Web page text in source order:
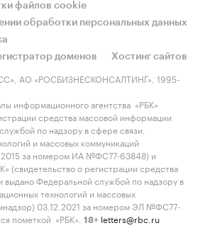
файлов cookie
обработки персональных данных
доменов
Хостинг сайтов
АО «РОСБИЗНЕСКОНСАЛТИНГ», 1995-
информационного агентства «РБК»
средства массовой информации
по надзору в сфере связи,
и массовых коммуникаций
за номером ИА №ФС77-63848) и
(свидетельство о регистрации средства
Федеральной службой по надзору в
технологий и массовых
03.12.2021 за номером ЭЛ №ФС77-
пометкой «РБК».
18+ letters@rbc.ru